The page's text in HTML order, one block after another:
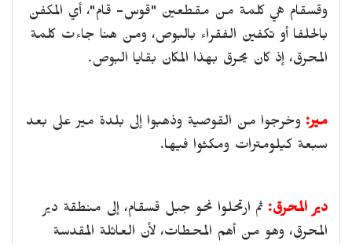
وقسقام هي كلمة من مقطعين "قوس- قام"، أي المكفن
بالحلفا أو تكفين الفقراء بالبوص، ومن هنا جاءت كلمة
المحرق، إذ كان يحرق بهذا المكان بقايا البوص.
مير: وخرجوا من القوصية وذهبوا إلى بلدة مير على بعد
سبعة كيلومترات ومكثوا فيها.
دير المحرق: ثم ارتحلوا نحو جبل قسقام، إلى منطقة دير
المحرق، وهو من أهم المحطات، لأن العائلة المقدسة